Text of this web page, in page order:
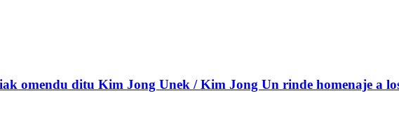
omendu ditu Kim Jong Unek / Kim Jong Un rinde homenaje a